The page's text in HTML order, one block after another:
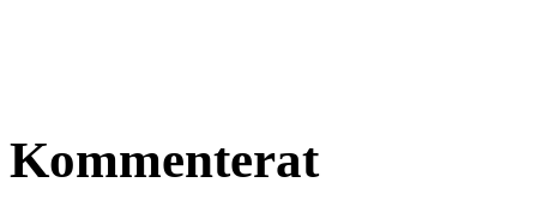
Kommenterat